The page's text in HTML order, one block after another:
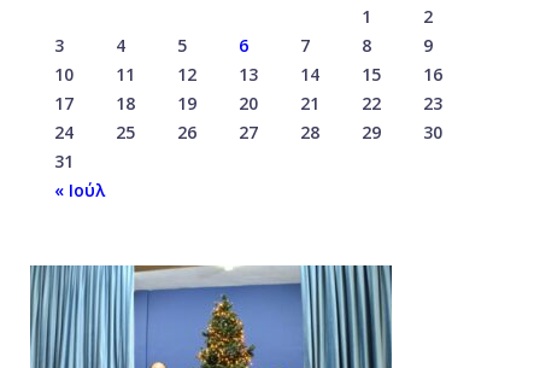
1
2
3
4 5 6 7 8
9
10
11 12 13 14 15
16
17
18 19 20 21 22
23
24
25 26 27 28 29
30
31
« Ιούλ